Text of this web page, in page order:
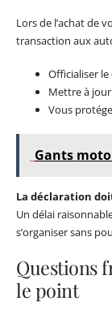
Lors de l’achat de
transaction aux
Officialiser
Mettre à
Vous
Gants
La déclaration
Un délai
s’organiser sans
Questions
le point